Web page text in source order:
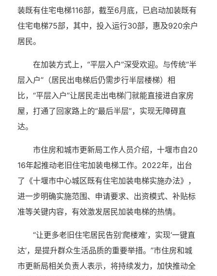
装既有住宅电梯116部，截至6月底，已启动加装既有
住宅电梯75部，其中，投入运行30部，惠及920余户
居民。
在加装方式上，“平层入户”深受欢迎。与传统“半
层入户”（居民出电梯后仍需步行半层楼梯）相
比，“平层入户”让居民走出电梯门就能直接进自家房
屋，打通了回家路上的“最后半层”，实现无障碍直
达。
市住房和城市更新局工作人员介绍，十堰市自20
16年起推动老旧住宅加装电梯工作。2022年，出台
了《十堰市中心城区既有住宅加装电梯实施办法》，
进一步明确实施范围、申请要求、出资模式、补贴标
准等关键内容，有效激发居民加装电梯的热情。
“让更多老旧住宅居民告别‘爬楼难’，实现‘一键直
达’，是提升群众生活品质的重要举措。”市住房和城
市更新局相关负责人表示，将持续发力，加快推动全